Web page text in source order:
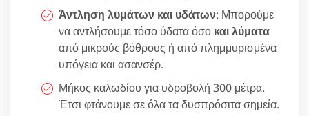
Άντληση λυμάτων και υδάτων: Μπορούμε
να αντλήσουμε τόσο ύδατα όσο και λύματα
από μικρούς βόθρους ή από πλημμυρισμένα
υπόγεια και ασανσέρ.
Μήκος καλωδίου για υδροβολή 300 μέτρα.
Έτσι φτάνουμε σε όλα τα δυσπρόσιτα σημεία.